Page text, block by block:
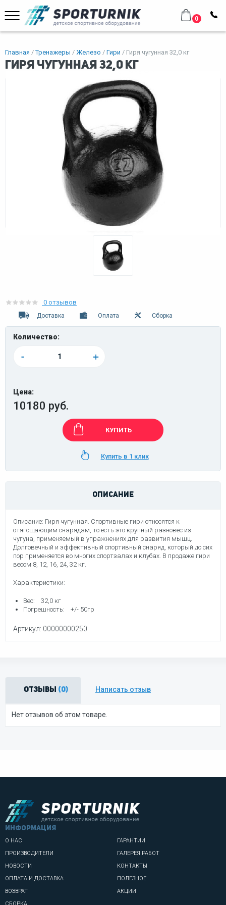
0
Главная Тренажеры Железо Гири Гиря чугунная 32,0 кг
Гиря чугунная 32,0 кг
0 отзывов
Доставка Оплата Сборка
Количество:
- +
Цена:
10180 руб.
КУПИТЬ
Купить в 1 клик
ОПИСАНИЕ
Описание: Гиря чугунная. Спортивные гири относятся к
отягощающим снарядам, то есть это крупный разновес из
чугуна, применяемый в упражнениях для развития мышц.
Долговечный и эффективный спортивный снаряд, который до сих
пор применяется во многих спортзалах и клубах. В продаже гири
весом 8, 12, 16, 24, 32 кг.
Характеристики:
Вес: 32,0 кг
Погрешность: +/- 50гр
Артикул: 00000000250
Отзывы (0) Написать отзыв
Нет отзывов об этом товаре.
информация
О НАС
ПРОИЗВОДИТЕЛИ
НОВОСТИ
ОПЛАТА И ДОСТАВКА
ВОЗВРАТ
ГАРАНТИИ
ГАЛЕРЕЯ РАБОТ
КОНТАКТЫ
ПОЛЕЗНОЕ
АКЦИИ